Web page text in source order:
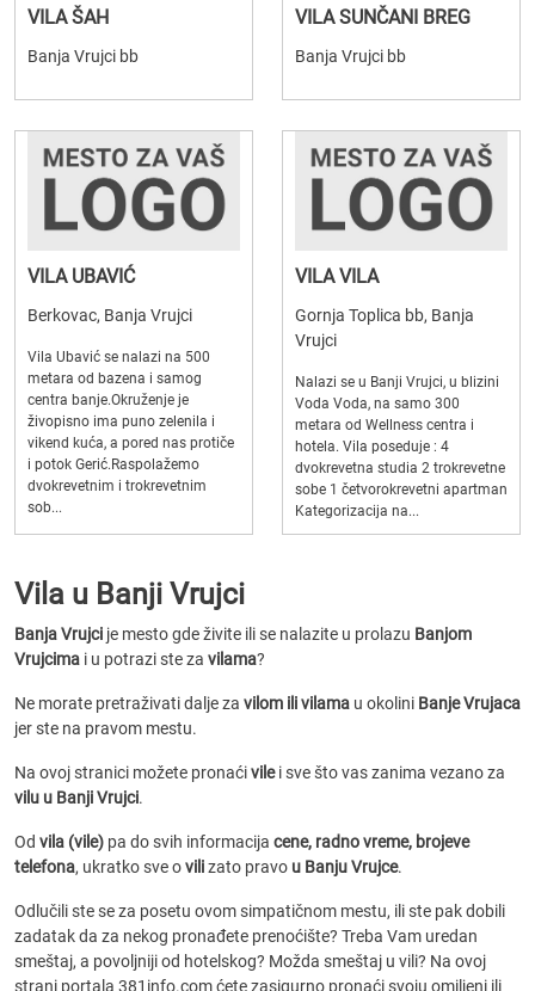
VILA ŠAH
Banja Vrujci bb
VILA SUNČANI BREG
Banja Vrujci bb
VILA UBAVIĆ
Berkovac, Banja Vrujci
Vila Ubavić se nalazi na 500
metara od bazena i samog
centra banje.Okruženje je
živopisno ima puno zelenila i
vikend kuća, a pored nas protiče
i potok Gerić.Raspolažemo
dvokrevetnim i trokrevetnim
sob...
VILA VILA
Gornja Toplica bb, Banja
Vrujci
Nalazi se u Banji Vrujci, u blizini
Voda Voda, na samo 300
metara od Wellness centra i
hotela. Vila poseduje : 4
dvokrevetna studia 2 trokrevetne
sobe 1 četvorokrevetni apartman
Kategorizacija na...
Vila u Banji Vrujci
Banja Vrujci je mesto gde živite ili se nalazite u prolazu Banjom
Vrujcima i u potrazi ste za vilama?
Ne morate pretraživati dalje za vilom ili vilama u okolini Banje Vrujaca
jer ste na pravom mestu.
Na ovoj stranici možete pronaćivilei sve što vas zanima vezano za
vilu u Banji Vrujci.
Od vila (vile) pa do svih informacija cene, radno vreme, brojeve
telefona, ukratko sve ovilizato pravo u Banju Vrujce.
Odlučili ste se za posetu ovom simpatičnom mestu, ili ste pak dobili
zadatak da za nekog pronađete prenoćište? Treba Vam uredan
smeštaj, a povoljniji od hotelskog? Možda smeštaj u vili? Na ovoj
strani portala 381info.com ćete zasigurno pronaći svoju omiljeni ili